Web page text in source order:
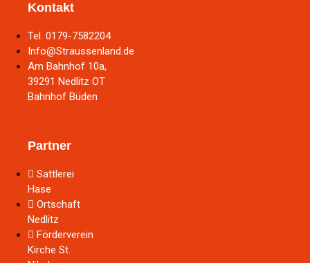
Kontakt
Tel. 0179-7582204
Info@Straussenland.de
Am Bahnhof 10a,
39291 Nedlitz OT
Bahnhof Büden
Partner
Sattlerei
Hase
Ortschaft
Nedlitz
Förderverein
Kirche St.